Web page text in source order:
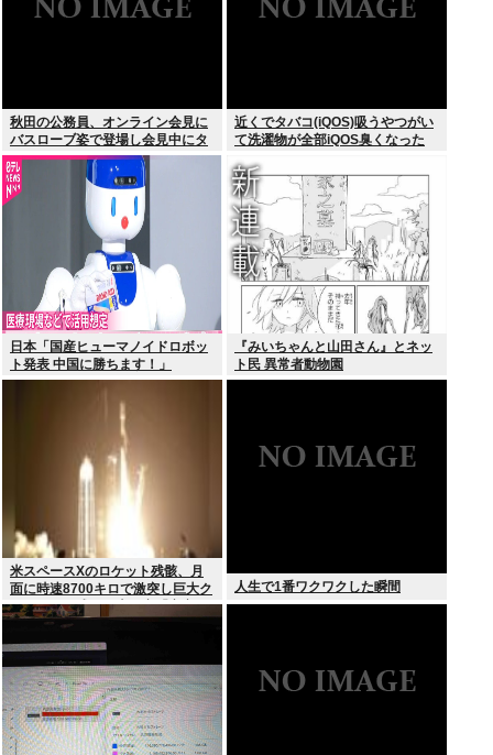
秋田の公務員、オンライン会見に
バスローブ姿で登場し会見中にタ
バコを吸う←あのさあ！
近くでタバコ(iQOS)吸うやつがい
て洗濯物が全部iQOS臭くなった
日本「国産ヒューマノイドロボッ
ト発表 中国に勝ちます！」
youtubeで1万いいね
『みいちゃんと山田さん』とネッ
ト民 異常者動物園
米スペースXのロケット残骸、月
面に時速8700キロで激突し巨大ク
レーター形成か…専門家「宇宙ご
み処分に無頓着」
人生で1番ワクワクした瞬間